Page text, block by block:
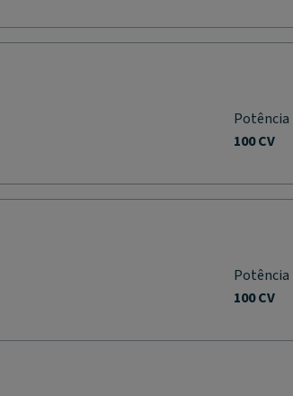
Potência
100 CV
Potência
100 CV